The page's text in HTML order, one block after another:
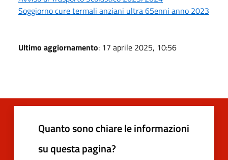
Soggiorno cure termali anziani ultra 65enni anno 2023
Ultimo aggiornamento: 17 aprile 2025, 10:56
Quanto sono chiare le informazioni
su questa pagina?